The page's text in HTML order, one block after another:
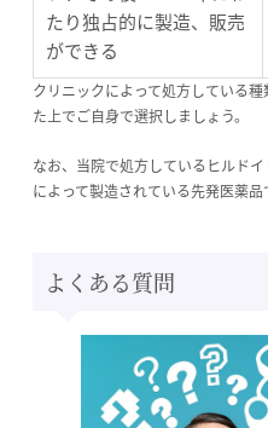
たり独占的に製造、販売
ができる
クリニックによって処方している
た上でご自身で選択しましょう。
なお、当院で処方しているヒルド
によって製造されている先発医薬品
よくある質問